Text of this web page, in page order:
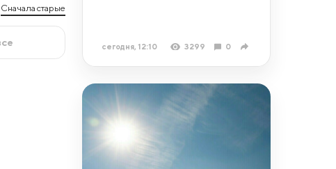
Сначала старые
сегодня, 12:10 3299 0